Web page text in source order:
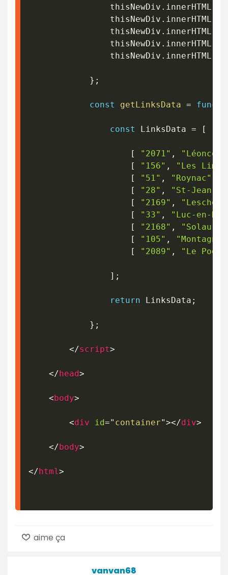
				thisNewDiv
. innerHTML
				thisNewDiv
. innerHTML
				thisNewDiv
. innerHTML
				thisNewDiv
. innerHTML
				thisNewDiv
. innerHTML
} ;
const getLinksData =
const LinksData = [
[ "2071" , "Léoncel"
[
"156" ,
"Les
[
"51" , "Roynac"
[
"28" ,
"St-Jean-
[
"2169" ,
[
"33" ,
"Luc-en-
[
"2168" , "Solaure"
[
"105" ,
"Montagne
[
"2089" , "Le
] ;
return LinksData ;
} ;
</script>
</head>
<body>
<div id=" container"></div>
</body>
</html>
aime ça
vanvan68